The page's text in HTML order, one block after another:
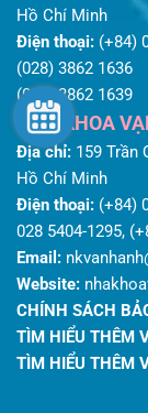
Hồ Chí Minh
Điện thoại: (+84)
(028) 3862 1636
(028) 3862 1639
NHA KHOA
Địa chỉ: 159 Trần
Hồ Chí Minh
Điện thoại: (+84)
028 5404-1295,
Email:
Website:
CHÍNH SÁCH
TÌM HIỂU THÊM
TÌM HIỂU THÊM